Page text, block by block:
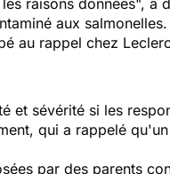
raisons données", a
aux salmonelles.
au rappel chez
et sévérité si les
qui a rappelé
par des parents